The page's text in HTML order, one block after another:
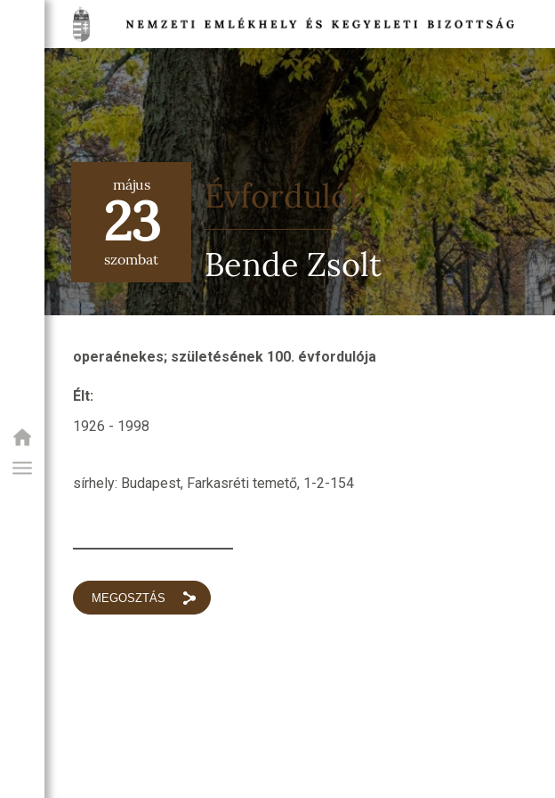
május
23
szombat
Évfordulók
Bende Zsolt
operaénekes; születésének 100. évfordulója
Élt:
1926 - 1998
sírhely: Budapest, Farkasréti temető, 1-2-154
MEGOSZTÁS